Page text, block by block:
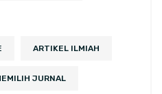
ARTIKEL ILMIAH
JURNAL